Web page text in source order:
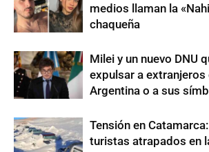
medios llaman la
chaqueña
Milei y un nuevo DNU
expulsar a extranjeros
Argentina o a sus
Tensión en
turistas atrapados en